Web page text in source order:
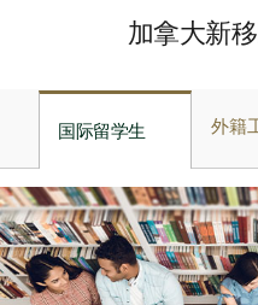
加拿大新
国际留学生 外籍